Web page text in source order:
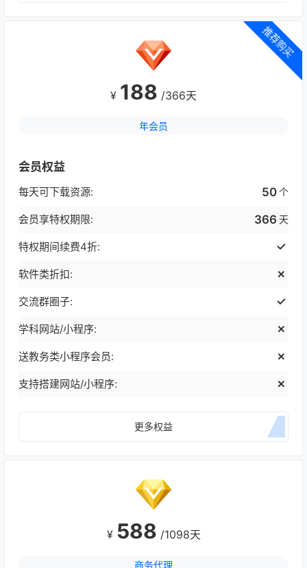
推荐购买
¥ 188 /366天
年会员
会员权益
每天可下载资源: 50个
会员享特权期限: 366 天
特权期间续费4折:
软件类折扣:
交流群圈子:
学科网站/小程序:
送教务类小程序会员:
支持搭建网站/小程序:
更多权益
¥ 588 /1098天
商务代理